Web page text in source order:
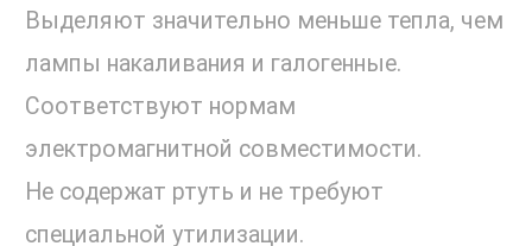
Выделяют значительно меньше тепла, чем
лампы накаливания и галогенные.
Соответствуют нормам
электромагнитной совместимости.
Не содержат ртуть и не требуют
специальной утилизации.